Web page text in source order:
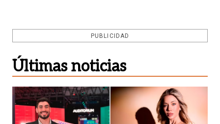
PUBLICIDAD
Últimas noticias